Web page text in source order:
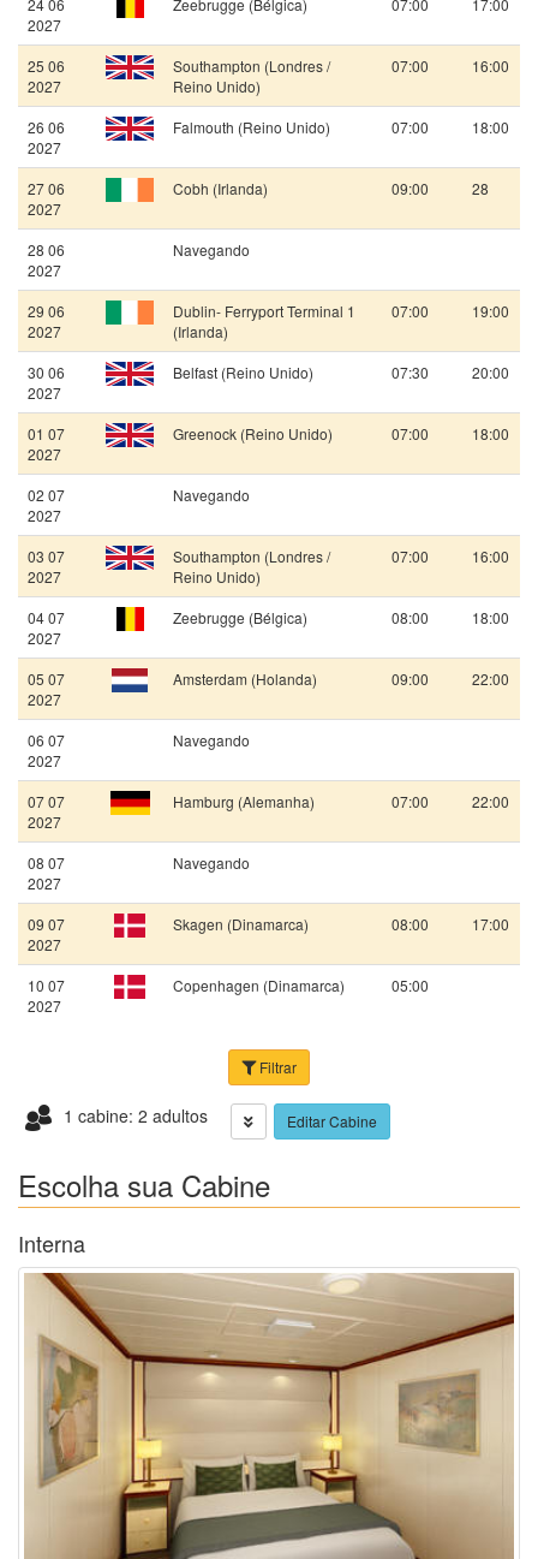
2027
25 06
2027
Southampton (Londres /
Reino Unido)
07:00 16:00
26 06
2027
Falmouth (Reino Unido) 07:00 18:00
27 06
2027
Cobh (Irlanda) 09:00 28
28 06
2027
Navegando
29 06
2027
Dublin- Ferryport Terminal 1
(Irlanda)
07:00 19:00
30 06
2027
Belfast (Reino Unido) 07:30 20:00
01 07
2027
Greenock (Reino Unido) 07:00 18:00
02 07
2027
Navegando
03 07
2027
Southampton (Londres /
Reino Unido)
07:00 16:00
04 07
2027
Zeebrugge (Bélgica) 08:00 18:00
05 07
2027
Amsterdam (Holanda) 09:00 22:00
06 07
2027
Navegando
07 07
2027
Hamburg (Alemanha) 07:00 22:00
08 07
2027
Navegando
09 07
2027
Skagen (Dinamarca) 08:00 17:00
10 07
2027
Copenhagen (Dinamarca) 05:00
Filtrar
1 cabine: 2 adultos Editar Cabine
Escolha sua Cabine
Interna